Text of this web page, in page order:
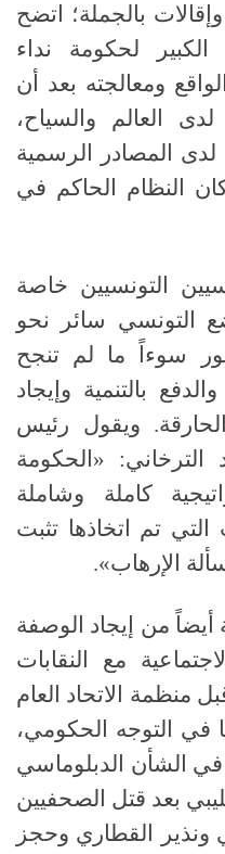
بالجملة؛ اتضح
لحكومة نداء
ومعالجته بعد أن
العالم والسياح،
لدى المصادر الرسمية
النظام الحاكم في
التونسيين خاصة
التونسي سائر نحو
سوءاً ما لم تنجح
بالتنمية وإيجاد
. ويقول رئيس
: « الحكومة
كاملة وشاملة
التي تم اتخاذها تثبت
الإرهاب».
أيضاً من إيجاد الوصفة
مع النقابات
منظمة الاتحاد العام
في التوجه الحكومي،
الشأن الدبلوماسي
بعد قتل الصحفيين
ونذير القطاري وحجز